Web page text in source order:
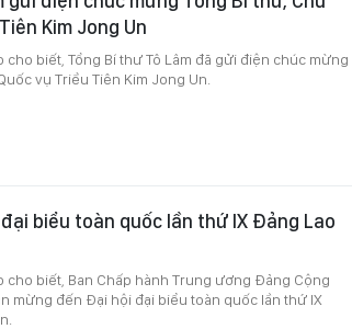
Kim Jong Un
cho biết, Tổng Bí thư Tô Lâm đã gửi điện chúc mừng
vụ Triều Tiên Kim Jong Un.
biểu toàn quốc lần thứ IX Đảng Lao
cho biết, Ban Chấp hành Trung ương Đảng Cộng
mừng đến Đại hội đại biểu toàn quốc lần thứ IX